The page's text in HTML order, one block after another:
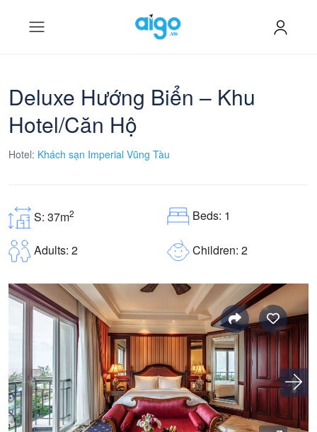
Deluxe Hướng Biển – Khu
Hotel/Căn Hộ
Hotel: Khách sạn Imperial Vũng Tàu
S: 37m2 Beds: 1
Adults: 2 Children: 2